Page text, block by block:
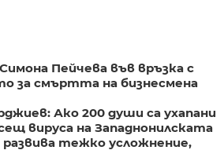
Пейчева във връзка с
за смъртта на бизнесмена
Ако 200 души са ухапани
вируса на Западнонилската
тежко усложнение,